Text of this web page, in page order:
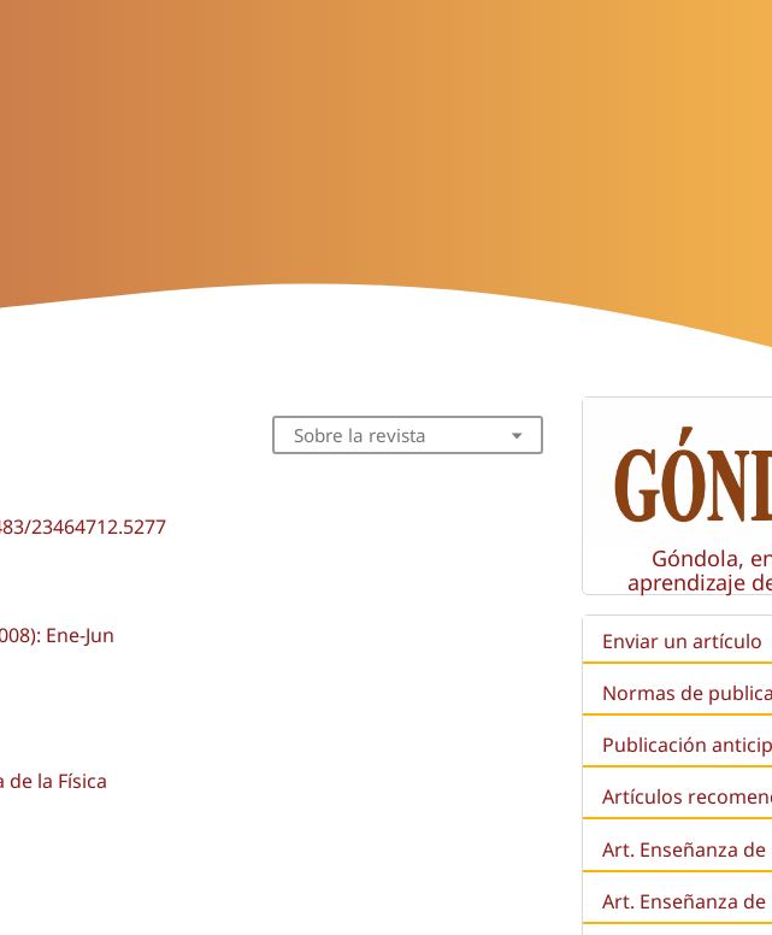
23464712.5277
Ene-Jun
la Física
Sobre la revista
Góndola,
aprendizaje
Enviar un artículo
Normas de
Publicación
Artículos
Art. Enseñanza
Art. Enseñanza